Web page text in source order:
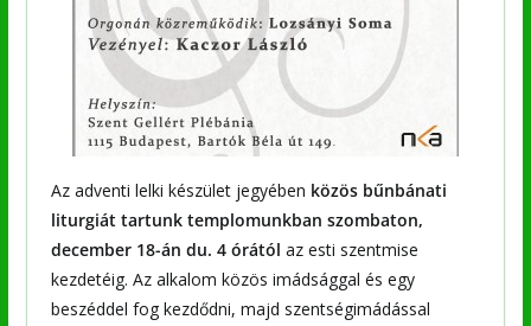
Az adventi lelki készület jegyében közös bűnbánati
liturgiát tartunk templomunkban szombaton,
december 18-án du. 4 órától az esti szentmise
kezdetéig. Az alkalom közös imádsággal és egy
beszéddel fog kezdődni, majd szentségimádással